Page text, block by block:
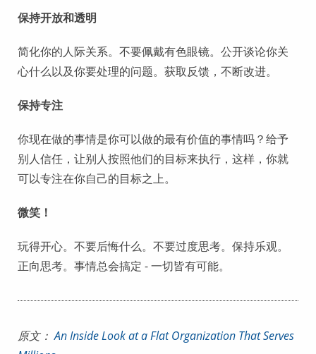
保持开放和透明
简化你的人际关系。不要佩戴有色眼镜。公开谈论你关
心什么以及你要处理的问题。获取反馈，不断改进。
保持专注
你现在做的事情是你可以做的最有价值的事情吗？给予
别人信任，让别人按照他们的目标来执行，这样，你就
可以专注在你自己的目标之上。
微笑！
玩得开心。不要后悔什么。不要过度思考。保持乐观。
正向思考。事情总会搞定 - 一切皆有可能。
原文：An Inside Look at a Flat Organization That Serves